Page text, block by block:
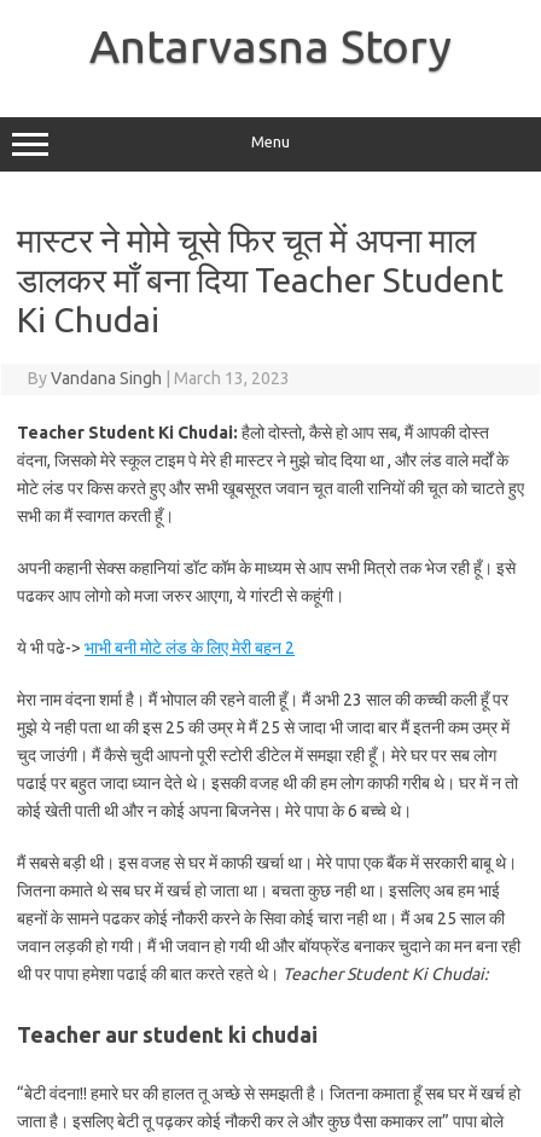
Antarvasna Story
Menu
मास्टर ने मोमे चूसे फिर चूत में अपना माल
डालकर माँ बना दिया Teacher Student
Ki Chudai
ByVandana Singh March 13, 2023
Teacher Student Ki Chudai: हैलो दोस्तो, कैसे हो आप सब, मैं आपकी दोस्त
वंदना, जिसको मेरे स्कूल टाइम पे मेरे ही मास्टर ने मुझे चोद दिया था , और लंड वाले मर्दों के
मोटे लंड पर किस करते हुए और सभी खूबसूरत जवान चूत वाली रानियों की चूत को चाटते हुए
सभी का मैं स्वागत करती हूँ।
अपनी कहानी सेक्स कहानियां डॉट कॉम के माध्यम से आप सभी मित्रो तक भेज रही हूँ। इसे
पढकर आप लोगो को मजा जरुर आएगा, ये गांरटी से कहूंगी।
ये भी पढे-> भाभी बनी मोटे लंड के लिए मेरी बहन 2
मेरा नाम वंदना शर्मा है। मैं भोपाल की रहने वाली हूँ। मैं अभी 23 साल की कच्ची कली हूँ पर
मुझे ये नही पता था की इस 25 की उम्र मे मैं 25 से जादा भी जादा बार मैं इतनी कम उम्र में
चुद जाउंगी। मैं कैसे चुदी आपनो पूरी स्टोरी डीटेल में समझा रही हूँ। मेरे घर पर सब लोग
पढाई पर बहुत जादा ध्यान देते थे। इसकी वजह थी की हम लोग काफी गरीब थे। घर में न तो
कोई खेती पाती थी और न कोई अपना बिजनेस। मेरे पापा के 6 बच्चे थे।
मैं सबसे बड़ी थी। इस वजह से घर में काफी खर्चा था। मेरे पापा एक बैंक में सरकारी बाबू थे।
जितना कमाते थे सब घर में खर्च हो जाता था। बचता कुछ नही था। इसलिए अब हम भाई
बहनों के सामने पढकर कोई नौकरी करने के सिवा कोई चारा नही था। मैं अब 25 साल की
जवान लड़की हो गयी। मैं भी जवान हो गयी थी और बॉयफ्रेंड बनाकर चुदाने का मन बना रही
थी पर पापा हमेशा पढाई की बात करते रहते थे। Teacher Student Ki Chudai:
Teacher aur student ki chudai
“बेटी वंदना!! हमारे घर की हालत तू अच्छे से समझती है। जितना कमाता हूँ सब घर में खर्च हो
जाता है। इसलिए बेटी तू पढ़कर कोई नौकरी कर ले और कुछ पैसा कमाकर ला” पापा बोले